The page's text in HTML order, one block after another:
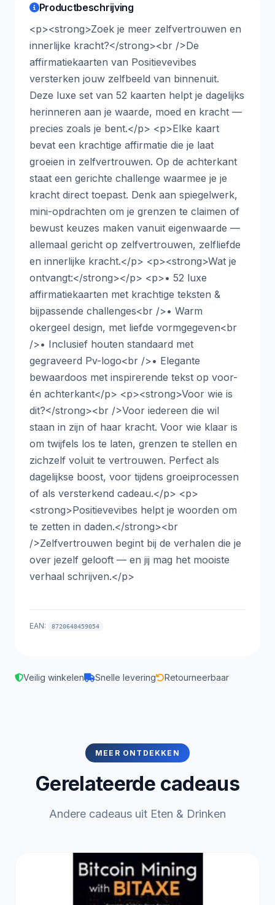
Productbeschrijving
<p><strong>Zoek je meer zelfvertrouwen en
innerlijke kracht?</strong><br />De
affirmatiekaarten van Positievevibes
versterken jouw zelfbeeld van binnenuit.
Deze luxe set van 52 kaarten helpt je dagelijks
herinneren aan je waarde, moed en kracht —
precies zoals je bent.</p> <p>Elke kaart
bevat een krachtige affirmatie die je laat
groeien in zelfvertrouwen. Op de achterkant
staat een gerichte challenge waarmee je je
kracht direct toepast. Denk aan spiegelwerk,
mini-opdrachten om je grenzen te claimen of
bewust keuzes maken vanuit eigenwaarde —
allemaal gericht op zelfvertrouwen, zelfliefde
en innerlijke kracht.</p> <p><strong>Wat je
ontvangt:</strong></p> <p>• 52 luxe
affirmatiekaarten met krachtige teksten &
bijpassende challenges<br />• Warm
okergeel design, met liefde vormgegeven<br
/>• Inclusief houten standaard met
gegraveerd Pv-logo<br />• Elegante
bewaardoos met inspirerende tekst op voor-
én achterkant</p> <p><strong>Voor wie is
dit?</strong><br />Voor iedereen die wil
staan in zijn of haar kracht. Voor wie klaar is
om twijfels los te laten, grenzen te stellen en
zichzelf voluit te vertrouwen. Perfect als
dagelijkse boost, voor tijdens groeiprocessen
of als versterkend cadeau.</p> <p>
<strong>Positievevibes helpt je woorden om
te zetten in daden.</strong><br
/>Zelfvertrouwen begint bij de verhalen die je
over jezelf gelooft — en jij mag het mooiste
verhaal schrijven.</p>
EAN: 8720648459054
Veilig winkelen Snelle levering Retourneerbaar
MEER ONTDEKKEN
Gerelateerde cadeaus
Andere cadeaus uit Eten & Drinken